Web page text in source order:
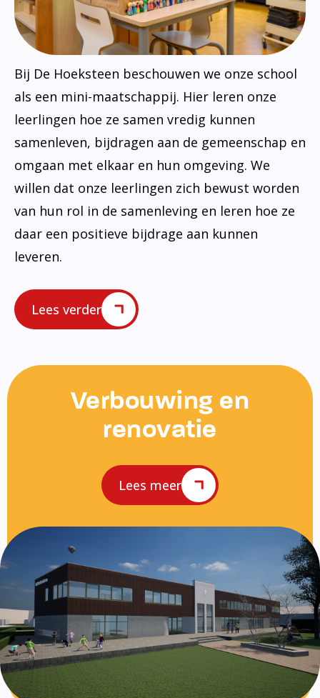
Bij De Hoeksteen beschouwen we onze school
als een mini-maatschappij. Hier leren onze
leerlingen hoe ze samen vredig kunnen
samenleven, bijdragen aan de gemeenschap en
omgaan met elkaar en hun omgeving. We
willen dat onze leerlingen zich bewust worden
van hun rol in de samenleving en leren hoe ze
daar een positieve bijdrage aan kunnen
leveren.
Lees verder
Verbouwing en
renovatie
Lees meer